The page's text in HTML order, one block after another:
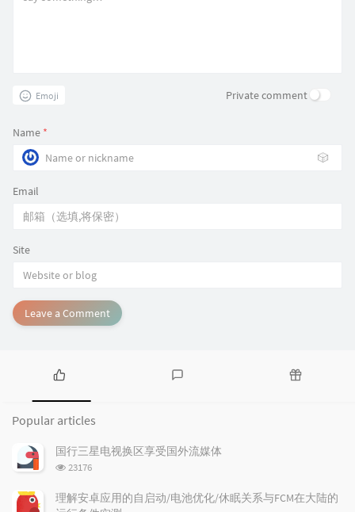
Emoji Private comment
Name *
🎲
Email
Site
Leave a Comment
p
u
l
r
a
e
s
c
o
a
r
Popular articles
国行三星电视换区享受国外流媒体
浏
次
数:
23176
理解安卓应用的自启动/电池优化/休眠关系与FCM在大陆的